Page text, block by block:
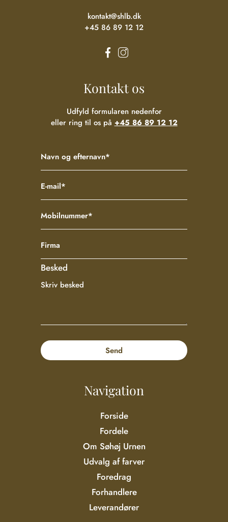
kontakt@shlb.dk
+45 86 89 12 12
Kontakt os
Udfyld formularen nedenfor
eller ring til os på +45 86 89 12 12
Besked
Navigation
Forside
Fordele
Om Søhøj Urnen
Udvalg af farver
Foredrag
Forhandlere
Leverandører